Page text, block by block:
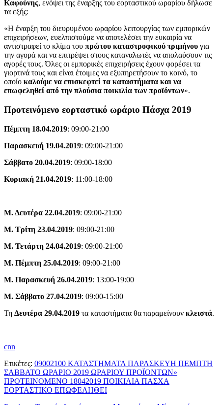
Καφούνης, ενόψει της έναρξης του εορταστικού ωραρίου δήλωσε
τα εξής:
«Η έναρξη του διευρυμένου ωραρίου λειτουργίας των εμπορικών
επιχειρήσεων, ευελπιστούμε να αποτελέσει την ευκαιρία να
αντιστραφεί το κλίμα του πρώτου καταστροφικού τριμήνου για
την αγορά και να επιτρέψει στους καταναλωτές να απολαύσουν τις
αγορές τους. Όλες οι εμπορικές επιχειρήσεις έχουν φορέσει τα
γιορτινά τους και είναι έτοιμες να εξυπηρετήσουν το κοινό, το
οποίο καλούμε να επισκεφτεί τα καταστήματα και να
επωφεληθεί από την πλούσια ποικιλία των προϊόντων».
Προτεινόμενο εορταστικό ωράριο Πάσχα 2019
Πέμπτη 18.04.2019: 09:00-21:00
Παρασκευή 19.04.2019: 09:00-21:00
Σάββατο 20.04.2019: 09:00-18:00
Κυριακή 21.04.2019: 11:00-18:00
Μ. Δευτέρα 22.04.2019: 09:00-21:00
Μ. Τρίτη 23.04.2019: 09:00-21:00
Μ. Τετάρτη 24.04.2019: 09:00-21:00
Μ. Πέμπτη 25.04.2019: 09:00-21:00
Μ. Παρασκευή 26.04.2019: 13:00-19:00
Μ. Σάββατο 27.04.2019: 09:00-15:00
Τη Δευτέρα 29.04.2019 τα καταστήματα θα παραμείνουν κλειστά.
cnn
Ετικέτες: 09002100 ΚΑΤΑΣΤΗΜΑΤΑ ΠΑΡΑΣΚΕΥΗ ΠΕΜΠΤΗ
ΣΑΒΒΑΤΟ ΩΡΑΡΙΟ 2019 ΩΡΑΡΙΟΥ ΠΡΟΪΟΝΤΩΝ»
ΠΡΟΤΕΙΝΟΜΕΝΟ 18042019 ΠΟΙΚΙΛΙΑ ΠΑΣΧΑ
ΕΟΡΤΑΣΤΙΚΟ ΕΠΩΦΕΛΗΘΕΙ